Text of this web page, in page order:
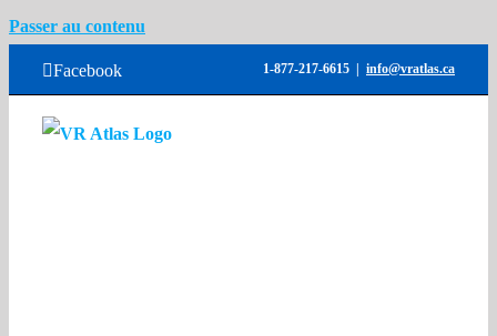
Passer au contenu
Facebook 1-877-217-6615 info@vratlas.ca